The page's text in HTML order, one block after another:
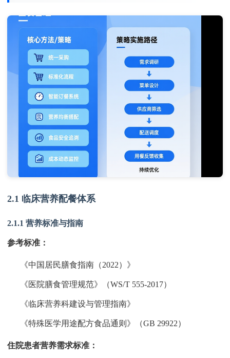
2.1 临床营养配餐体系
2.1.1 营养标准与指南
参考标准：
《中国居民膳食指南（2022）》
《医院膳食管理规范》（WS/T 555-2017）
《临床营养科建设与管理指南》
《特殊医学用途配方食品通则》（GB 29922）
住院患者营养需求标准：